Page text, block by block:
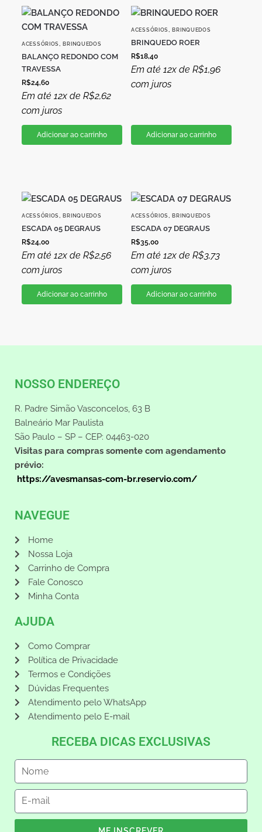
ACESSÓRIOS ,BRINQUEDOS
BALANÇO REDONDO COM
TRAVESSA
R$24,60
Em até 12x de R$2,62
com juros
Adicionar ao carrinho
ACESSÓRIOS ,BRINQUEDOS
BRINQUEDO ROER
R$18,40
Em até 12x de R$1,96
com juros
Adicionar ao carrinho
ACESSÓRIOS ,BRINQUEDOS
ESCADA 05 DEGRAUS
R$24,00
Em até 12x de R$2,56
com juros
Adicionar ao carrinho
ACESSÓRIOS ,BRINQUEDOS
ESCADA 07 DEGRAUS
R$35,00
Em até 12x de R$3,73
com juros
Adicionar ao carrinho
NOSSO ENDEREÇO
R. Padre Simão Vasconcelos, 63 B
Balneário Mar Paulista
São Paulo – SP – CEP: 04463-020
Visitas para compras somente com agendamento
prévio:
https://avesmansas-com-br.reservio.com/
NAVEGUE
Home
Nossa Loja
Carrinho de Compra
Fale Conosco
Minha Conta
AJUDA
Como Comprar
Política de Privacidade
Termos e Condições
Dúvidas Frequentes
Atendimento pelo WhatsApp
Atendimento pelo E-mail
RECEBA DICAS EXCLUSIVAS